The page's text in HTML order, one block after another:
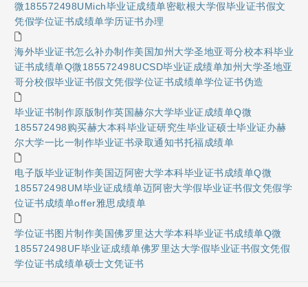
微185572498UMich毕业证成绩单密歇根大学假毕业证书假文
凭假学位证书成绩单学历证书办理
海外毕业证书怎么补办制作美国加州大学圣地亚哥分校本科毕业
证书成绩单Q微185572498UCSD毕业证成绩单加州大学圣地亚
哥分校假毕业证书假文凭假学位证书成绩单学位证书伪造
毕业证书制作原版制作英国赫尔大学毕业证成绩单Q微
185572498购买赫大本科毕业证研究生毕业证硕士毕业证办赫
尔大学一比一制作毕业证书录取通知书托福成绩单
电子版毕业证制作美国迈阿密大学本科毕业证书成绩单Q微
185572498UM毕业证成绩单迈阿密大学假毕业证书假文凭假学
位证书成绩单offer雅思成绩单
学位证书图片制作美国佛罗里达大学本科毕业证书成绩单Q微
185572498UF毕业证成绩单佛罗里达大学假毕业证书假文凭假
学位证书成绩单硕士文凭证书